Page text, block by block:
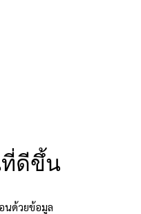
ที่ดีขึ้น
นด้วยข้อมูล